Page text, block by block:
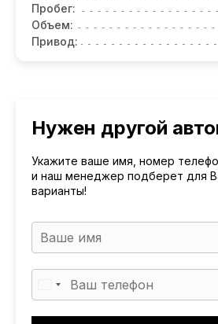
Пробег:
Объем:
Привод:
Нужен другой
Укажите ваше имя, номер
и наш менеджер подберет для
варианты!